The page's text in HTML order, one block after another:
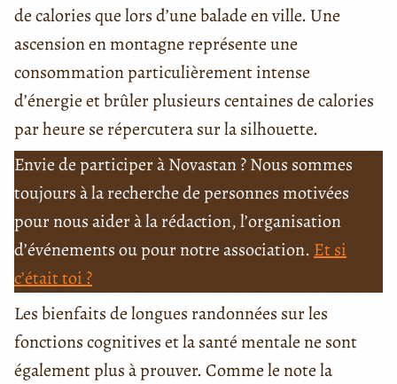
de calories que lors d’une balade en ville. Une
ascension en montagne représente une
consommation particulièrement intense
d’énergie et brûler plusieurs centaines de calories
par heure se répercutera sur la silhouette.
Envie de participer à Novastan ? Nous sommes
toujours à la recherche de personnes motivées
pour nous aider à la rédaction, l’organisation
d’événements ou pour notre association. Et si
c’était toi ?
Les bienfaits de longues randonnées sur les
fonctions cognitives et la santé mentale ne sont
également plus à prouver. Comme le note la